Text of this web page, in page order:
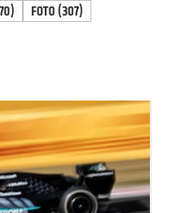
) FOTO(307)